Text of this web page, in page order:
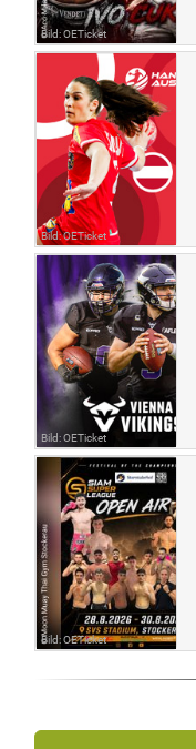
Bild: OETicket
Bild: OETicket
Bild: OETicket
Bild: OETicket